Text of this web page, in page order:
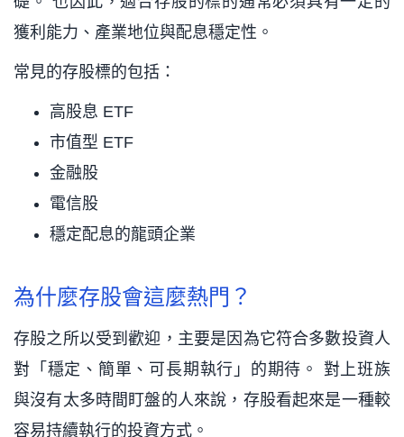
獲利能力、產業地位與配息穩定性。
常見的存股標的包括：
高股息 ETF
市值型 ETF
金融股
電信股
穩定配息的龍頭企業
為什麼存股會這麼熱門？
存股之所以受到歡迎，主要是因為它符合多數投資人
對「穩定、簡單、可長期執行」的期待。 對上班族
與沒有太多時間盯盤的人來說，存股看起來是一種較
容易持續執行的投資方式。